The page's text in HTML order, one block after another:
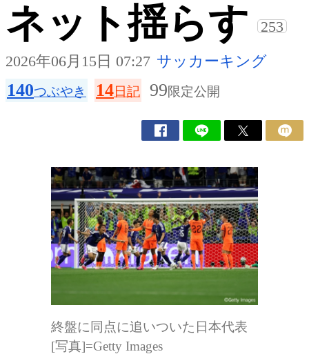
ネット揺らす
253
2026年06月15日 07:27 サッカーキング
140つぶやき 14日記 99限定公開
終盤に同点に追いついた日本代表
[写真]=Getty Images